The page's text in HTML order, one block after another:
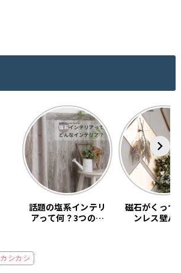
話題の塩系インテリ
アって何？3つの基
磁石がくっつ
ンレス壁パ
カシカシ